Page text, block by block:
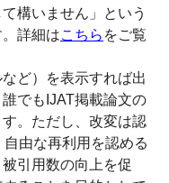
構いません」という
詳細はこちら をご覧
ど）を表示すれば出
でもIJAT掲載論文の
。ただし、改変は認
由な再利用を認める
引用数の向上を促